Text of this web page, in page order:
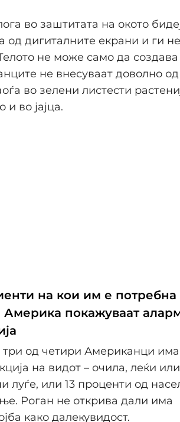
во заштитата на окото
од дигиталните екрани и ги
не може само да создава
не внесуваат доволно од
во зелени листести
и во јајца.
на кои им е потребна
Америка покажуваат
од четири Американци
на видот – очила, леќи
луѓе, или 13 проценти од
Роган не открива дали има
како далекувидост.